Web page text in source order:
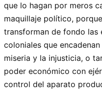
que lo hagan por meros
maquillaje político,
transforman de fondo las
coloniales que
miseria y la injusticia, o
poder económico con
control del aparato